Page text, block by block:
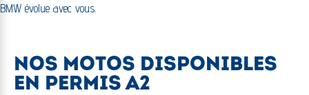
BMW évolue avec vous.
NOS MOTOS DISPONIBLES
EN PERMIS A2